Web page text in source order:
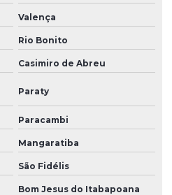
Valença
Rio Bonito
Casimiro de Abreu
Paraty
Paracambi
Mangaratiba
São Fidélis
Bom Jesus do Itabapoana